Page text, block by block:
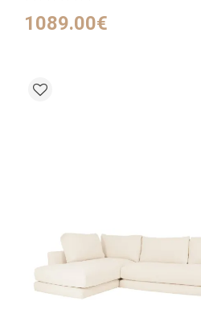
1089.00€